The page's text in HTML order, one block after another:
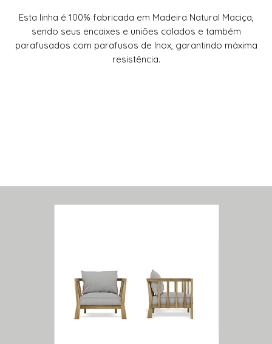
Esta linha é 100% fabricada em Madeira Natural Maciça,
sendo seus encaixes e uniões colados e também
parafusados com parafusos de Inox, garantindo máxima
resistência.